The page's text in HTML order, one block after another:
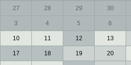
27 28 29 30
3 4 5 6
10 11 12 13
17 18 19 20